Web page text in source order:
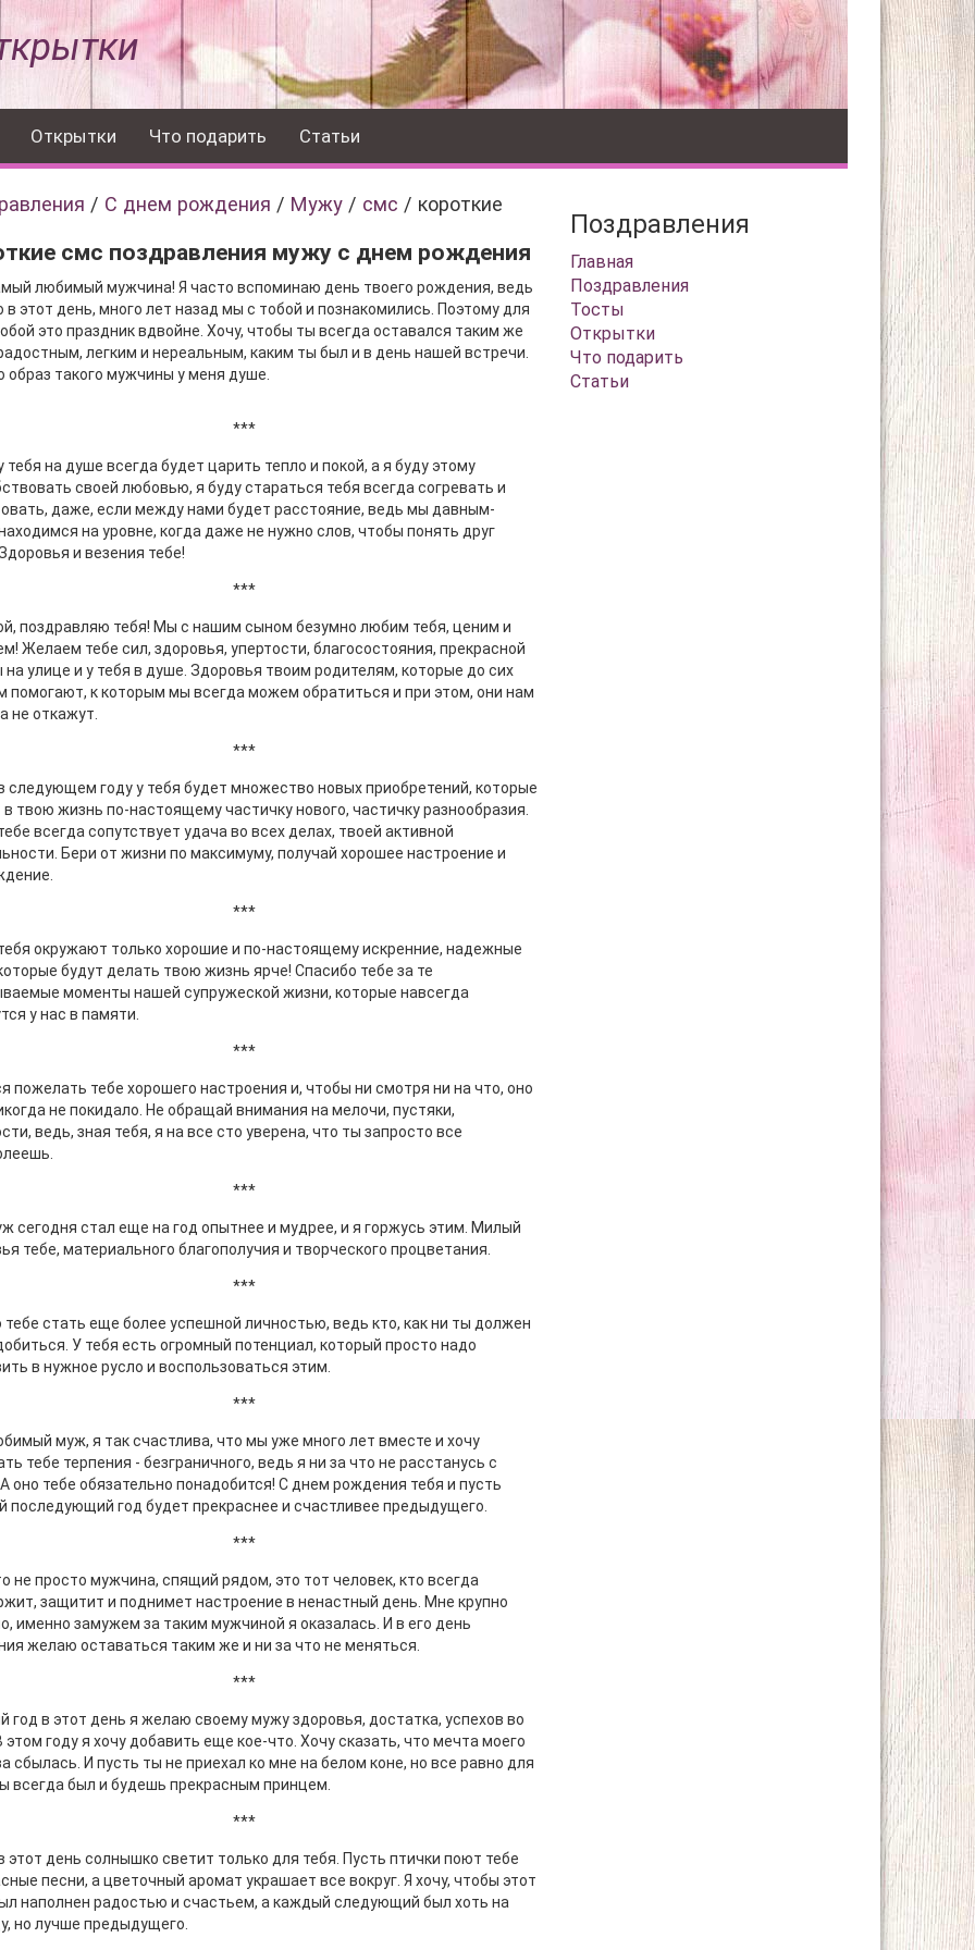
Открытки Что подарить Статьи
/ С днем рождения / Мужу / смс / короткие
смс поздравления мужу с днем рождения
любимый мужчина! Я часто вспоминаю день твоего рождения, ведь
в этот день, много лет назад мы с тобой и познакомились. Поэтому для
это праздник вдвойне. Хочу, чтобы ты всегда оставался таким же
легким и нереальным, каким ты был и в день нашей встречи.
образ такого мужчины у меня душе.
***
тебя на душе всегда будет царить тепло и покой, а я буду этому
своей любовью, я буду стараться тебя всегда согревать и
даже, если между нами будет расстояние, ведь мы давным-
на уровне, когда даже не нужно слов, чтобы понять друг
и везения тебе!
***
поздравляю тебя! Мы с нашим сыном безумно любим тебя, ценим и
Желаем тебе сил, здоровья, упертости, благосостояния, прекрасной
на улице и у тебя в душе. Здоровья твоим родителям, которые до сих
помогают, к которым мы всегда можем обратиться и при этом, они нам
не откажут.
***
следующем году у тебя будет множество новых приобретений, которые
в твою жизнь по-настоящему частичку нового, частичку разнообразия.
всегда сопутствует удача во всех делах, твоей активной
Бери от жизни по максимуму, получай хорошее настроение и
***
окружают только хорошие и по-настоящему искренние, надежные
будут делать твою жизнь ярче! Спасибо тебе за те
моменты нашей супружеской жизни, которые навсегда
у нас в памяти.
***
пожелать тебе хорошего настроения и, чтобы ни смотря ни на что, оно
не покидало. Не обращай внимания на мелочи, пустяки,
ведь, зная тебя, я на все сто уверена, что ты запросто все
***
сегодня стал еще на год опытнее и мудрее, и я горжусь этим. Милый
тебе, материального благополучия и творческого процветания.
***
стать еще более успешной личностью, ведь кто, как ни ты должен
У тебя есть огромный потенциал, который просто надо
в нужное русло и воспользоваться этим.
***
муж, я так счастлива, что мы уже много лет вместе и хочу
тебе терпения - безграничного, ведь я ни за что не расстанусь с
оно тебе обязательно понадобится! С днем рождения тебя и пусть
последующий год будет прекраснее и счастливее предыдущего.
***
не просто мужчина, спящий рядом, это тот человек, кто всегда
защитит и поднимет настроение в ненастный день. Мне крупно
именно замужем за таким мужчиной я оказалась. И в его день
желаю оставаться таким же и ни за что не меняться.
***
год в этот день я желаю своему мужу здоровья, достатка, успехов во
этом году я хочу добавить еще кое-что. Хочу сказать, что мечта моего
сбылась. И пусть ты не приехал ко мне на белом коне, но все равно для
всегда был и будешь прекрасным принцем.
***
этот день солнышко светит только для тебя. Пусть птички поют тебе
песни, а цветочный аромат украшает все вокруг. Я хочу, чтобы этот
наполнен радостью и счастьем, а каждый следующий был хоть на
но лучше предыдущего.
Поздравления
Главная
Поздравления
Тосты
Открытки
Что подарить
Статьи